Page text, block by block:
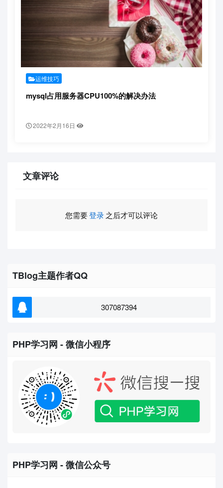
运维技巧
mysql占用服务器CPU100%的解决办法
2022年2月16日
文章评论
您需要登录之后才可以评论
TBlog主题作者QQ
307087394
PHP学习网 - 微信小程序
PHP学习网 - 微信公众号